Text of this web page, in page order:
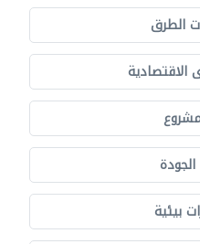
الطرق
الاقتصادية
بيئية